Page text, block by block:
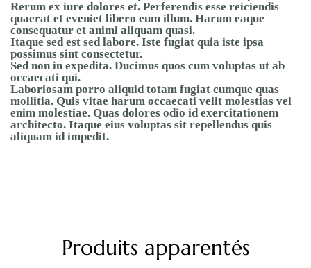
Rerum ex iure dolores et. Perferendis esse reiciendis
quaerat et eveniet libero eum illum. Harum eaque
consequatur et animi aliquam quasi.
Itaque sed est sed labore. Iste fugiat quia iste ipsa
possimus sint consectetur.
Sed non in expedita. Ducimus quos cum voluptas ut ab
occaecati qui.
Laboriosam porro aliquid totam fugiat cumque quas
mollitia. Quis vitae harum occaecati velit molestias vel
enim molestiae. Quas dolores odio id exercitationem
architecto. Itaque eius voluptas sit repellendus quis
aliquam id impedit.
Produits apparentés